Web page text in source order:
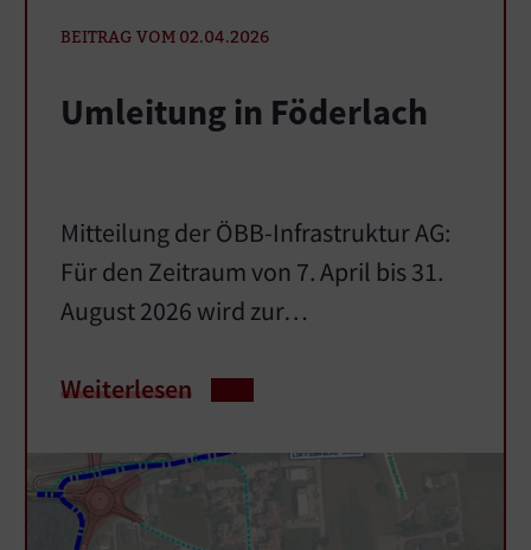
BEITRAG VOM 02.04.2026
Umleitung in Föderlach
Mitteilung der ÖBB-Infrastruktur AG:
Für den Zeitraum von 7. April bis 31.
August 2026 wird zur…
Weiterlesen